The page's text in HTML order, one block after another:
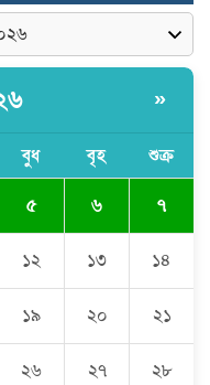
তিন সাবেক সভাপতিকে
বিরূপ প্রভাব
প্রতি জনগণের আস্থা
ভূমিকা রাখছেন ওসি আরিফ
লেখক সমিতির ত্রি-বার্ষিক
»
বুধ বৃহ শুক্র
৫ ৬ ৭
১২ ১৩ ১৪
১৯ ২০ ২১
২৬ ২৭ ২৮